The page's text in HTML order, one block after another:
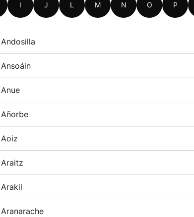
I J L M N O P
Andosilla
Ansoáin
Anue
Añorbe
Aoiz
Araitz
Arakil
Aranarache